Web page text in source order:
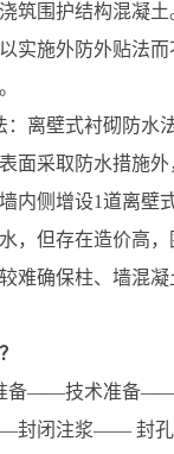
筑围护结构混凝
实施外防外贴法
：离壁式衬砌防水
面采取防水措施
内侧增设1道离壁
，但存在造价高
难确保柱、墙混
准备——技术准备
封闭注浆—— 封